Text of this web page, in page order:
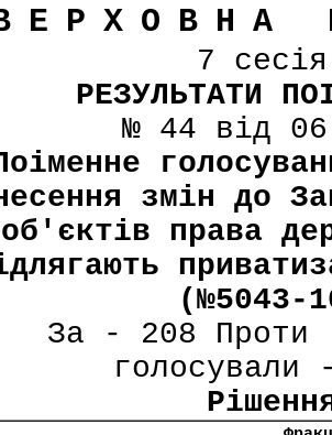
7
РЕЗУЛЬТАТИ
№ 44 від
змін до
об'єктів права
(№5043-
За - 208 Проти